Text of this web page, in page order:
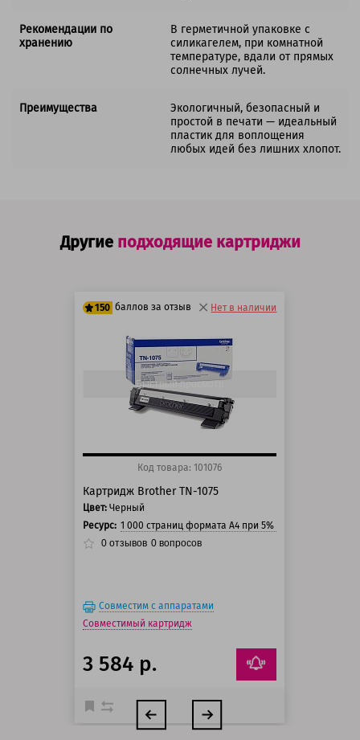
Рекомендации по
хранению
В герметичной упаковке с
силикагелем, при комнатной
температуре, вдали от прямых
солнечных лучей.
Преимущества
Экологичный, безопасный и
простой в печати — идеальный
пластик для воплощения
любых идей без лишних хлопот.
Другие подходящие картриджи
150 баллов за отзыв
125 баллов
150 баллов
Нет в наличии
Быстрый просмотр
Код товара: 101076
Картридж Brother TN-1075
Цвет: Черный
Ресурс: 1 000 страниц формата А4 при 5% заполнении
0 отзывов 0 вопросов
Совместим с аппаратами
Совместимый картридж
3 584 р.